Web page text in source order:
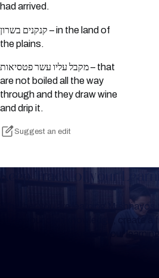
had arrived.
קנקנים בשרון – in the land of
the plains.
מקבל עליו עשר פטסיאות – that
are not boiled all the way
through and they draw wine
and drip it.
Suggest an edit
Keep Track of your
Whether you are learning Mishnayos
or for your own knowledge, create a
to help you keep track of your